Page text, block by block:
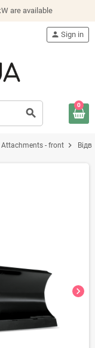
are available
search
person Sign in
0
Attachments - front chevron_right
chevron_right